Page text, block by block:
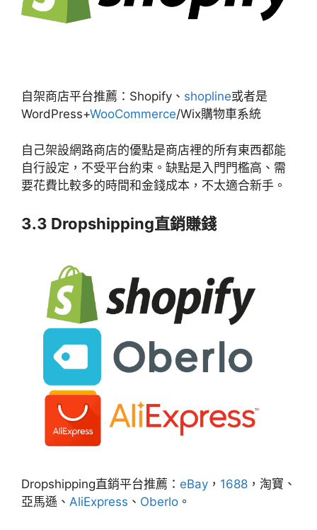
自架商店平台推薦：Shopify、 shopline或者是
WordPress+WooCommerce/Wix購物車系統
自己架設網路商店的優點是商店裡的所有東西都能
自行設定，不受平台約束。缺點是入門門檻高、需
要花費比較多的時間和金錢成本，不太適合新手。
3.3 Dropshipping直銷賺錢
Dropshipping直銷平台推薦： eBay ， 1688 ，淘寶、
亞馬遜、 AliExpress 、 Oberlo 。